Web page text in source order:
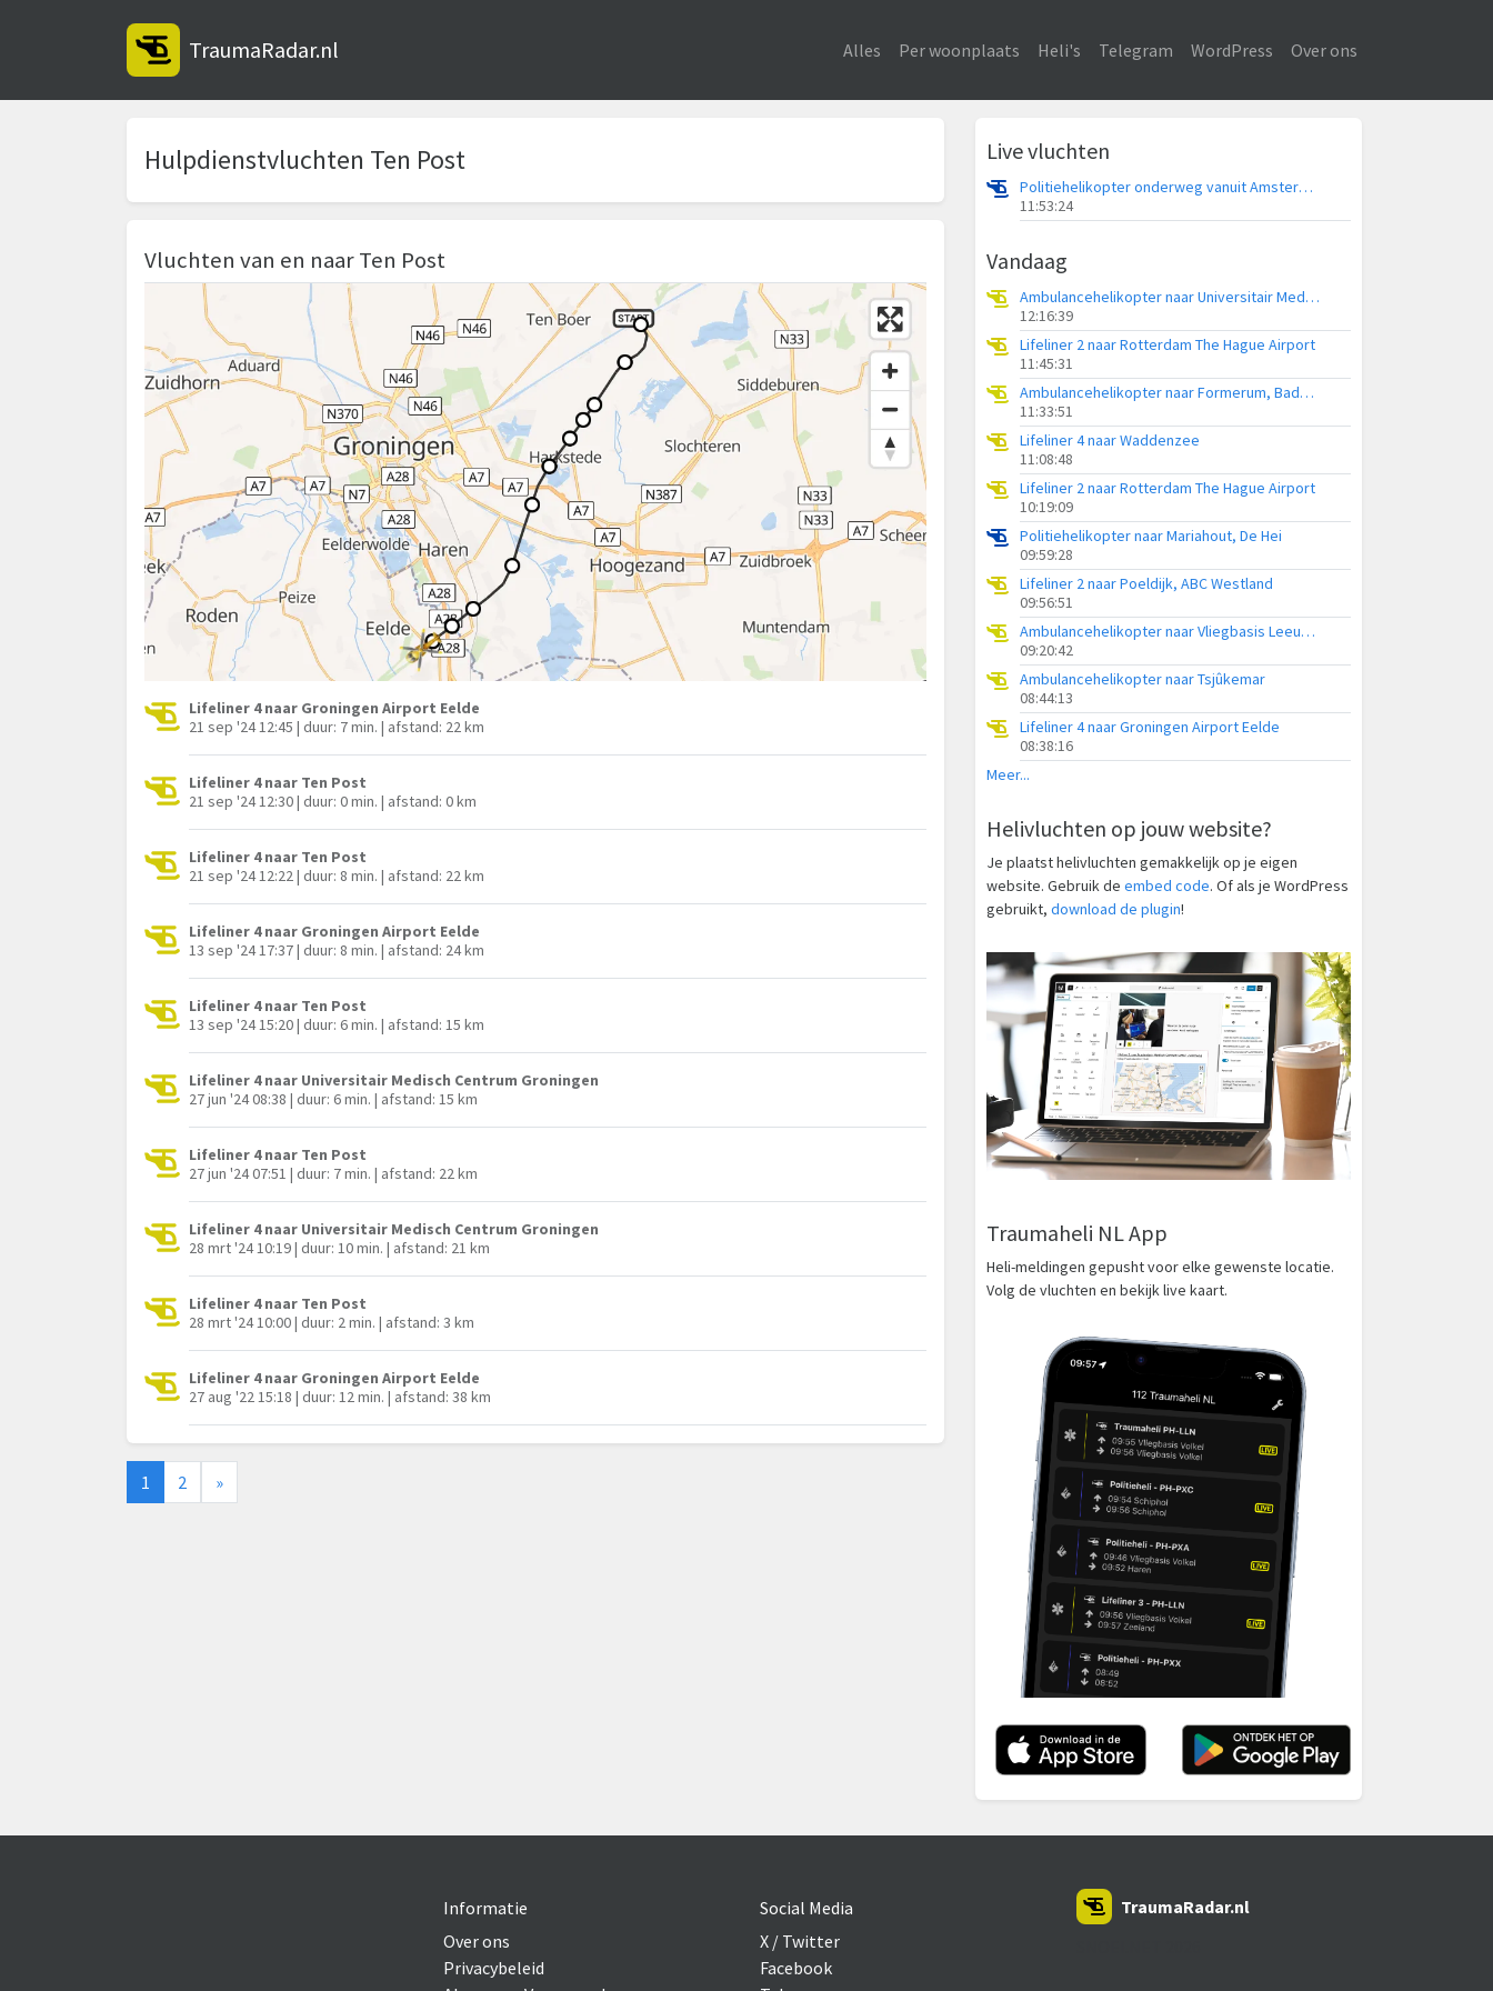
TraumaRadar.nl Alles Per woonplaats Heli's Telegram WordPress Over ons
Hulpdienstvluchten Ten Post
Vluchten van en naar Ten Post
Lifeliner 4 naar Groningen Airport Eelde
21 sep '24 12:45 | duur: 7 min. | afstand: 22 km
Lifeliner 4 naar Ten Post
21 sep '24 12:30 | duur: 0 min. | afstand: 0 km
Lifeliner 4 naar Ten Post
21 sep '24 12:22 | duur: 8 min. | afstand: 22 km
Lifeliner 4 naar Groningen Airport Eelde
13 sep '24 17:37 | duur: 8 min. | afstand: 24 km
Lifeliner 4 naar Ten Post
13 sep '24 15:20 | duur: 6 min. | afstand: 15 km
Lifeliner 4 naar Universitair Medisch Centrum Groningen
27 jun '24 08:38 | duur: 6 min. | afstand: 15 km
Lifeliner 4 naar Ten Post
27 jun '24 07:51 | duur: 7 min. | afstand: 22 km
Lifeliner 4 naar Universitair Medisch Centrum Groningen
28 mrt '24 10:19 | duur: 10 min. | afstand: 21 km
Lifeliner 4 naar Ten Post
28 mrt '24 10:00 | duur: 2 min. | afstand: 3 km
Lifeliner 4 naar Groningen Airport Eelde
27 aug '22 15:18 | duur: 12 min. | afstand: 38 km
1 2 »
Live vluchten
Politiehelikopter onderweg vanuit Amsterdam Vliegveld Schiphol
11:53:24
Vandaag
Ambulancehelikopter naar Universitair Medisch Centrum Groningen
12:16:39
Lifeliner 2 naar Rotterdam The Hague Airport
11:45:31
Ambulancehelikopter naar Formerum, Badweg Formerum
11:33:51
Lifeliner 4 naar Waddenzee
11:08:48
Lifeliner 2 naar Rotterdam The Hague Airport
10:19:09
Politiehelikopter naar Mariahout, De Hei
09:59:28
Lifeliner 2 naar Poeldijk, ABC Westland
09:56:51
Ambulancehelikopter naar Vliegbasis Leeuwarden
09:20:42
Ambulancehelikopter naar Tsjûkemar
08:44:13
Lifeliner 4 naar Groningen Airport Eelde
08:38:16
Meer...
Helivluchten op jouw website?
Je plaatst helivluchten gemakkelijk op je eigen
website. Gebruik de embed code. Of als je WordPress
gebruikt, download de plugin!
Traumaheli NL App
Heli-meldingen gepusht voor elke gewenste locatie.
Volg de vluchten en bekijk live kaart.
Informatie
Over ons
Privacybeleid
Social Media
X / Twitter
Facebook
TraumaRadar.nl